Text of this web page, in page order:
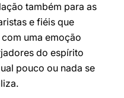
também para as
e fiéis que
uma emoção
do espírito
pouco ou nada se